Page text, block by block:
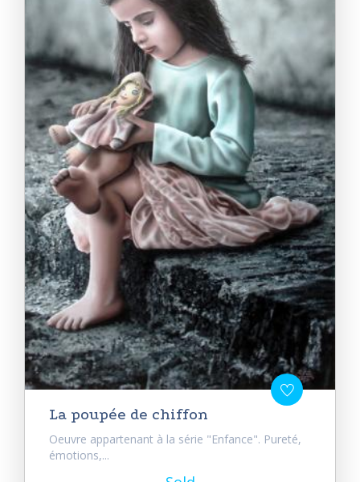
La poupée de chiffon
Oeuvre appartenant à la série "Enfance". Pureté,
émotions,...